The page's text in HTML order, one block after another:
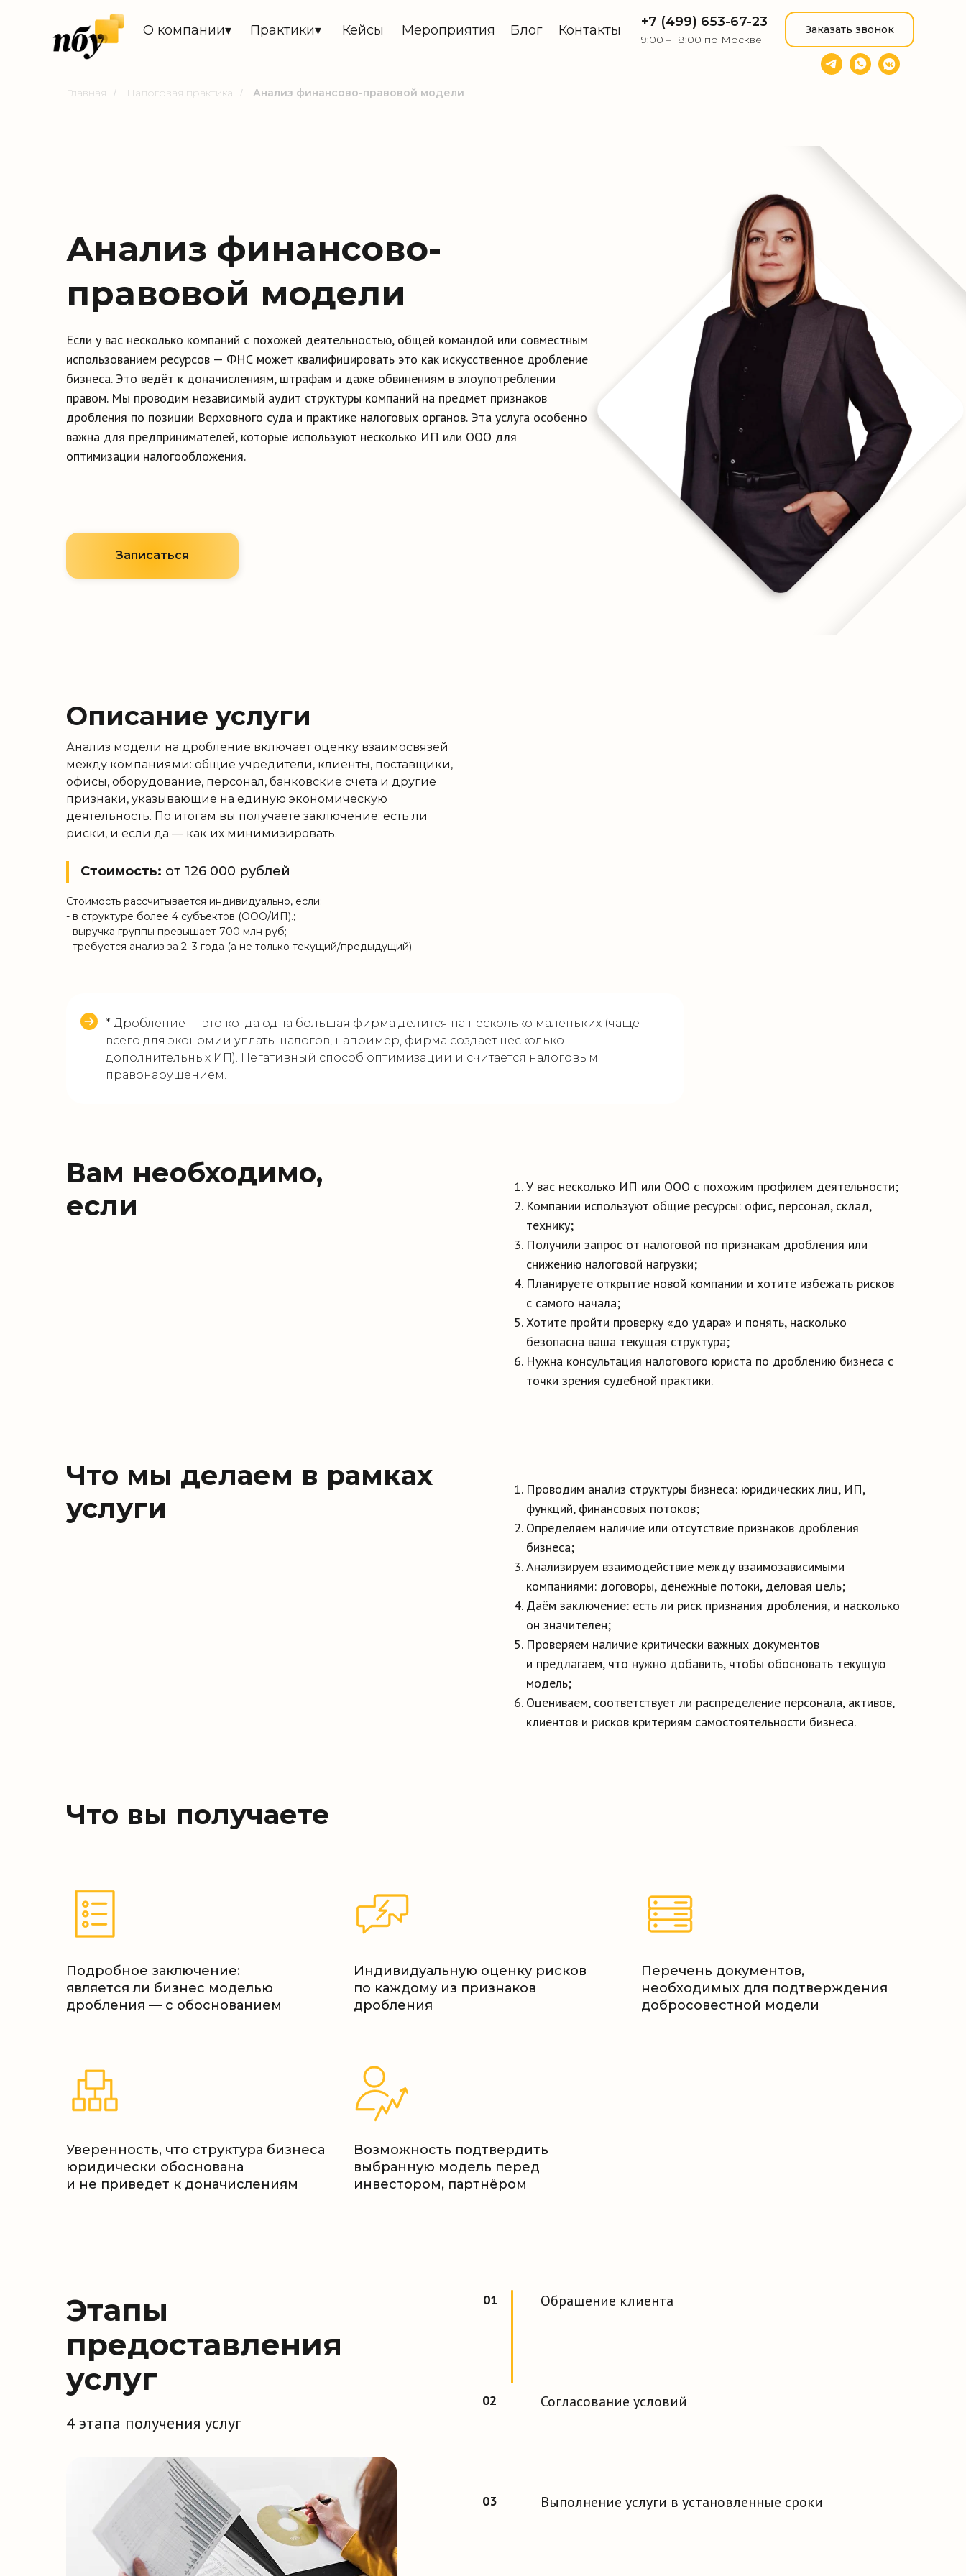
Заказать звонок
9:00 – 18:00 по Москве
+7 (499) 653-67-23
Контакты
Блог
Мероприятия
Кейсы
О компании▾ Практики▾
Главная / Налоговая практика / Анализ финансово-правовой модели
Анализ финансово-
правовой модели
Записаться
Если у вас несколько компаний с похожей деятельностью, общей командой или совместным
использованием ресурсов — ФНС может квалифицировать это как искусственное дробление
бизнеса. Это ведёт к доначислениям, штрафам и даже обвинениям в злоупотреблении
правом. Мы проводим независимый аудит структуры компаний на предмет признаков
дробления по позиции Верховного суда и практике налоговых органов. Эта услуга особенно
важна для предпринимателей, которые используют несколько ИП или ООО для
оптимизации налогообложения.
Анализ модели на дробление включает оценку взаимосвязей
между компаниями: общие учредители, клиенты, поставщики,
офисы, оборудование, персонал, банковские счета и другие
признаки, указывающие на единую экономическую
деятельность. По итогам вы получаете заключение: есть ли
риски, и если да — как их минимизировать.
Описание услуги
Стоимость: от 126 000 рублей
Стоимость рассчитывается индивидуально, если:
- в структуре более 4 субъектов (ООО/ИП).;
- выручка группы превышает 700 млн руб;
- требуется анализ за 2–3 года (а не только текущий/предыдущий).
* Дробление — это когда одна большая фирма делится на несколько маленьких (чаще
всего для экономии уплаты налогов, например, фирма создает несколько
дополнительных ИП). Негативный способ оптимизации и считается налоговым
правонарушением.
Вам необходимо,
если
У вас несколько ИП или ООО с похожим профилем деятельности;
Компании используют общие ресурсы: офис, персонал, склад,
технику;
Получили запрос от налоговой по признакам дробления или
снижению налоговой нагрузки;
Планируете открытие новой компании и хотите избежать рисков
с самого начала;
Хотите пройти проверку «до удара» и понять, насколько
безопасна ваша текущая структура;
Нужна консультация налогового юриста по дроблению бизнеса с
точки зрения судебной практики.
Что мы делаем в рамках
услуги
Проводим анализ структуры бизнеса: юридических лиц, ИП,
функций, финансовых потоков;
Определяем наличие или отсутствие признаков дробления
бизнеса;
Анализируем взаимодействие между взаимозависимыми
компаниями: договоры, денежные потоки, деловая цель;
Даём заключение: есть ли риск признания дробления, и насколько
он значителен;
Проверяем наличие критически важных документов
и предлагаем, что нужно добавить, чтобы обосновать текущую
модель;
Оцениваем, соответствует ли распределение персонала, активов,
клиентов и рисков критериям самостоятельности бизнеса.
Что вы получаете
Подробное заключение:
является ли бизнес моделью
дробления — с обоснованием
Индивидуальную оценку рисков
по каждому из признаков
дробления
Перечень документов,
необходимых для подтверждения
добросовестной модели
Уверенность, что структура бизнеса
юридически обоснована
и не приведет к доначислениям
Возможность подтвердить
выбранную модель перед
инвестором, партнёром
Этапы
предоставления
услуг
03
02
01
Выполнение услуги в установленные сроки
4 этапа получения услуг
Согласование условий
Обращение клиента